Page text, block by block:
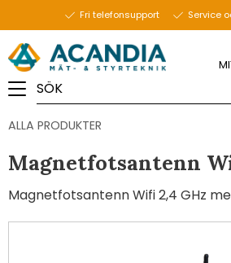
Fri telefonsupport Service
ALLA PRODUKTER
Magnetfotsantenn
Magnetfotsantenn Wifi 2,4 GHz